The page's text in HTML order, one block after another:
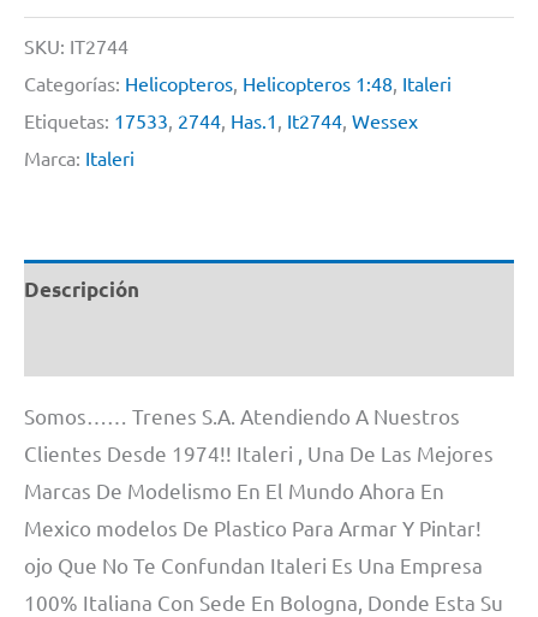
SKU: IT2744
Categorías: Helicopteros Helicopteros 1:48 Italeri
Etiquetas: 17533 2744 Has.1 It2744 Wessex
Marca: Italeri
Descripción
Somos…… Trenes S.A. Atendiendo A Nuestros
Clientes Desde 1974!! Italeri , Una De Las Mejores
Marcas De Modelismo En El Mundo Ahora En
Mexico modelos De Plastico Para Armar Y Pintar!
ojo Que No Te Confundan Italeri Es Una Empresa
100% Italiana Con Sede En Bologna, Donde Esta Su